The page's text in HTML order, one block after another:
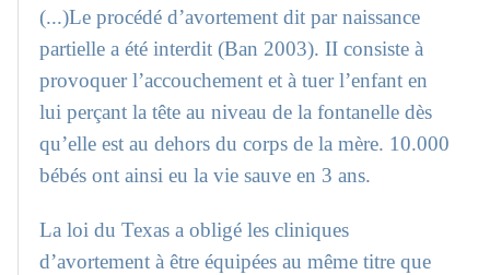
(...)Le procédé d’avortement dit par naissance
partielle a été interdit (Ban 2003). II consiste à
provoquer l’accouchement et à tuer l’enfant en
lui perçant la tête au niveau de la fontanelle dès
qu’elle est au dehors du corps de la mère. 10.000
bébés ont ainsi eu la vie sauve en 3 ans.
La loi du Texas a obligé les cliniques
d’avortement à être équipées au même titre que